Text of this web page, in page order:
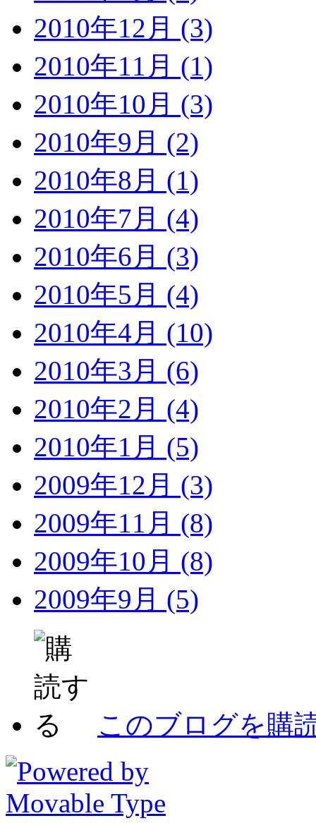
2010年12月 (3)
2010年11月 (1)
2010年10月 (3)
2010年9月 (2)
2010年8月 (1)
2010年7月 (4)
2010年6月 (3)
2010年5月 (4)
2010年4月 (10)
2010年3月 (6)
2010年2月 (4)
2010年1月 (5)
2009年12月 (3)
2009年11月 (8)
2009年10月 (8)
2009年9月 (5)
このブログを購